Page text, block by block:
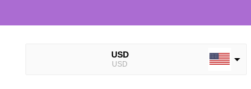
USD
USD